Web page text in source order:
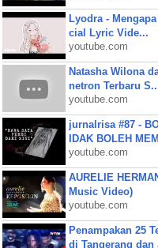
Lyodra -
cial Lyric Vide...
youtube.com
Natasha Wilona
netron Terbaru
youtube.com
jurnalrisa #87 -
IDAK BOLEH
youtube.com
AURELIE
Music Video)
youtube.com
Penampakan 25
di Tangerang dan